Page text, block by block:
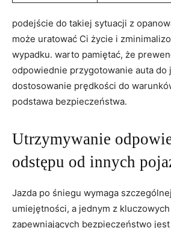
podejście do‍ takiej sytuacji z
może uratować​ Ci życie ‌i
wypadku. warto pamiętać, ‌że
⁤odpowiednie przygotowanie ⁢auta ​do
dostosowanie prędkości do
podstawa bezpieczeństwa.
Utrzymywanie
odstępu ⁣od innych
Jazda po śniegu wymaga
umiejętności, a jednym z
zapewniających⁢ bezpieczeństwo‍